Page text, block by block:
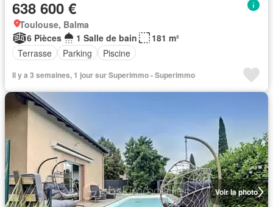
638 600 €
Toulouse, Balma
6 Pièces
1 Salle de bain
181 m²
Terrasse
Parking Piscine
Il y a 3 semaines, 1 jour sur Superimmo - Superimmo
Voir la photo